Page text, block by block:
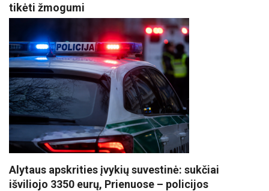
tikėti žmogumi
Alytaus apskrities įvykių suvestinė: sukčiai
išviliojo 3350 eurų, Prienuose – policijos